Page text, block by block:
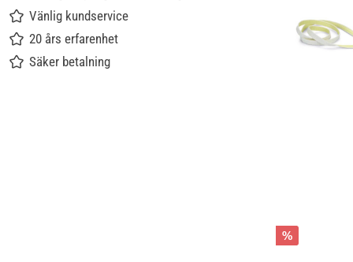
Vänlig kundservice
20 års erfarenhet
Säker betalning
%